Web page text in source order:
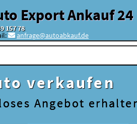
Export Ankauf 24
157 78
anfrage@autoabkauf.de
verkaufen
Angebot